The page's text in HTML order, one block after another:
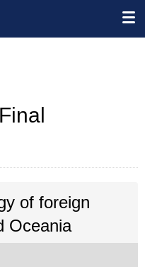
of foreign
Oceania